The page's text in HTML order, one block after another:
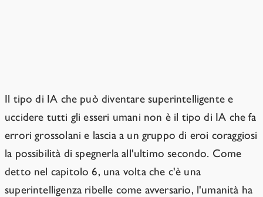
Il tipo di IA che può diventare superintelligente e
uccidere tutti gli esseri umani non è il tipo di IA che fa
errori grossolani e lascia a un gruppo di eroi coraggiosi
la possibilità di spegnerla all'ultimo secondo. Come
detto nel capitolo 6, una volta che c'è una
superintelligenza ribelle come avversario, l'umanità ha